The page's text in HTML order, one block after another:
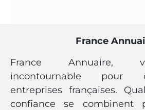
France
France Annuaire,
incontournable pour
entreprises françaises.
confiance se combinent